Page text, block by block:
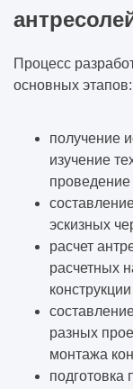
Процесс
основных этапов:
получение
изучение
эскизных
расчет
расчетных
разных
монтажа
подготовка